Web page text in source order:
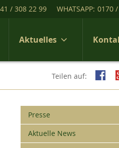
/ 308 22 99 WHATSAPP: 0170
Aktuelles
Teilen auf:
Presse
Aktuelle News